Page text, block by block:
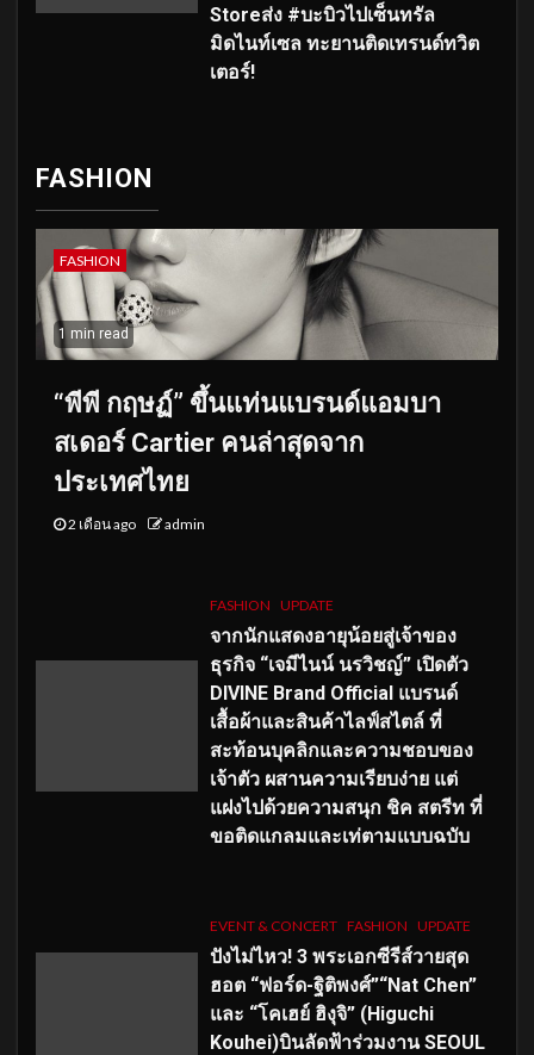
Storeส่ง #บะบิวไปเซ็นทรัล
มิดไนท์เซล ทะยานติดเทรนด์ทวิต
เตอร์!
FASHION
FASHION
1 min read
“พีพี กฤษฏ์” ขึ้นแท่นแบรนด์แอมบา
สเดอร์ Cartier คนล่าสุดจาก
ประเทศไทย
2 เดือน ago admin
FASHION UPDATE
จากนักแสดงอายุน้อยสู่เจ้าของ
ธุรกิจ “เจมีไนน์ นรวิชญ์” เปิดตัว
DIVINE Brand Official แบรนด์
เสื้อผ้าและสินค้าไลฟ์สไตล์ ที่
สะท้อนบุคลิกและความชอบของ
เจ้าตัว ผสานความเรียบง่าย แต่
แฝงไปด้วยความสนุก ชิค สตรีท ที่
ขอติดแกลมและเท่ตามแบบฉบับ
EVENT & CONCERT FASHION UPDATE
ปังไม่ไหว! 3 พระเอกซีรีส์วายสุด
ฮอต “ฟอร์ด-ฐิติพงศ์”“Nat Chen”
และ “โคเฮย์ ฮิงุจิ” (Higuchi
Kouhei)บินลัดฟ้าร่วมงาน SEOUL